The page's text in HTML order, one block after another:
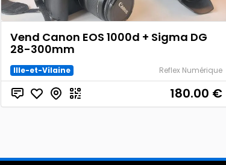
Vend Canon EOS 1000d + Sigma DG
28-300mm
Ille-et-Vilaine Reflex Numérique
180.00 €